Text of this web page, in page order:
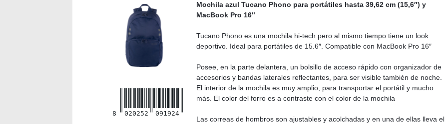
8 020252 091924
Mochila azul Tucano Phono para portátiles hasta 39,62 cm (15,6″) y
MacBook Pro 16″
Tucano Phono es una mochila hi-tech pero al mismo tiempo tiene un look
deportivo. Ideal para portátiles de 15.6″. Compatible con MacBook Pro 16″
Posee, en la parte delantera, un bolsillo de acceso rápido con organizador de
accesorios y bandas laterales reflectantes, para ser visible también de noche.
El interior de la mochila es muy amplio, para transportar el portátil y mucho
más. El color del forro es a contraste con el color de la mochila
Las correas de hombros son ajustables y acolchadas y en una de ellas lleva el